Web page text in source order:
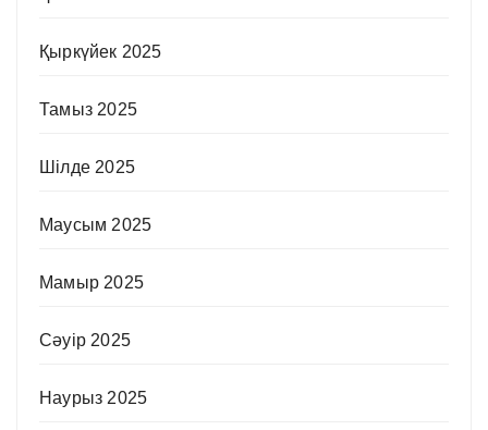
Қыркүйек 2025
Тамыз 2025
Шілде 2025
Маусым 2025
Мамыр 2025
Сәуір 2025
Наурыз 2025